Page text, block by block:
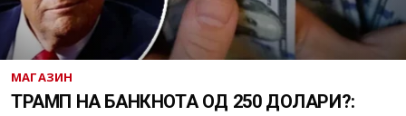
МАГАЗИН
ТРАМП НА БАНКНОТА ОД 250 ДОЛАРИ?: